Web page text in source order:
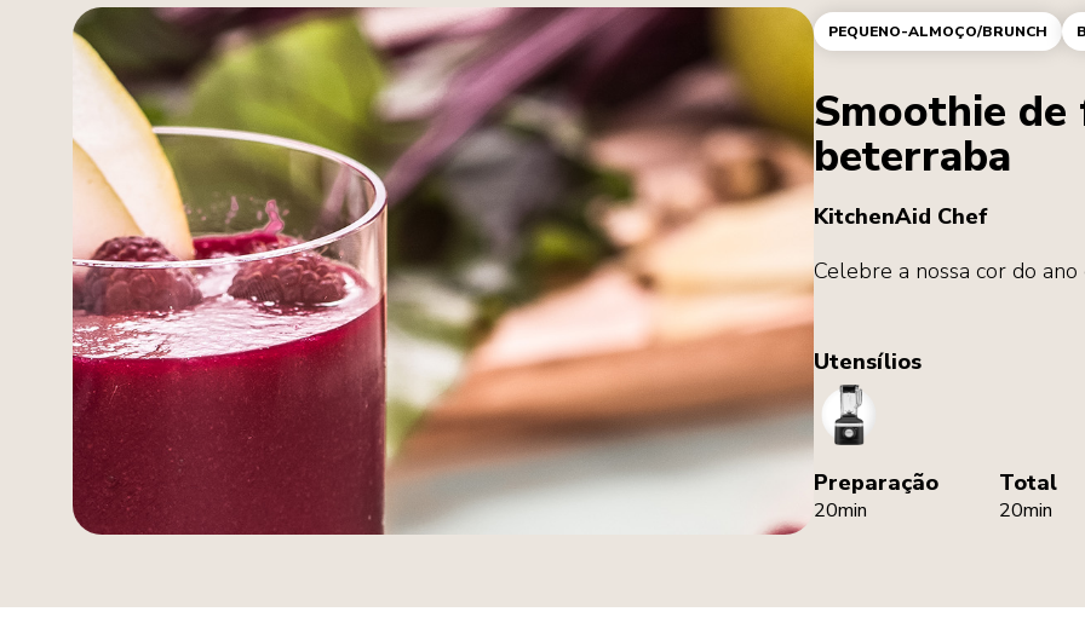
PEQUENO-ALMOÇO/BRUNCH
Smoothie
beterraba
KitchenAid Chef
Celebre a nossa cor do
Utensílios
Blender
Preparação
20min
Total
20min